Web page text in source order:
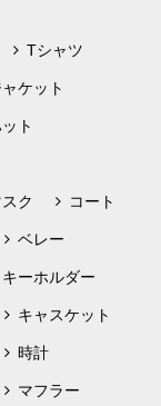
Tシャツ
ケット
ト
ク コート
ベレー
キーホルダー
キャスケット
時計
マフラー